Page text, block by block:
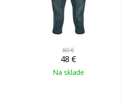
80 €
48 €
Na sklade